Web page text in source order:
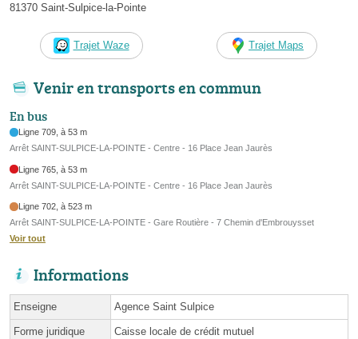
81370 Saint-Sulpice-la-Pointe
Trajet Waze Trajet Maps
Venir en transports en commun
En bus
Ligne 709, à 53 m
Arrêt SAINT-SULPICE-LA-POINTE - Centre - 16 Place Jean Jaurès
Ligne 765, à 53 m
Arrêt SAINT-SULPICE-LA-POINTE - Centre - 16 Place Jean Jaurès
Ligne 702, à 523 m
Arrêt SAINT-SULPICE-LA-POINTE - Gare Routière - 7 Chemin d'Embrouysset
Voir tout
Informations
Enseigne Agence Saint Sulpice
Forme juridique Caisse locale de crédit mutuel